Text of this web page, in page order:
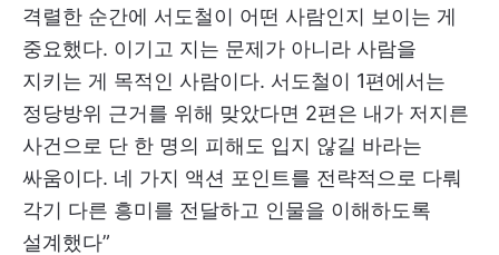
격렬한 순간에 서도철이 어떤 사람인지 보이는 게
중요했다. 이기고 지는 문제가 아니라 사람을
지키는 게 목적인 사람이다. 서도철이 1편에서는
정당방위 근거를 위해 맞았다면 2편은 내가 저지른
사건으로 단 한 명의 피해도 입지 않길 바라는
싸움이다. 네 가지 액션 포인트를 전략적으로 다뤄
각기 다른 흥미를 전달하고 인물을 이해하도록
설계했다”